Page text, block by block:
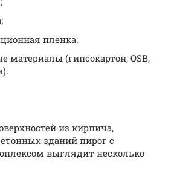
пленка;
материалы (гипсокартон, OSB,
из кирпича,
зданий пирог с
выглядит несколько